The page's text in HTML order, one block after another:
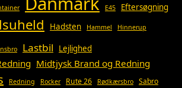
E45 Eftersøgning
Hadsten Hammel Hinnerup
Lastbil Lejlighed
Midtjysk Brand og Redning
Redning Rocker Rute 26 Rødkærsbro
Sabro